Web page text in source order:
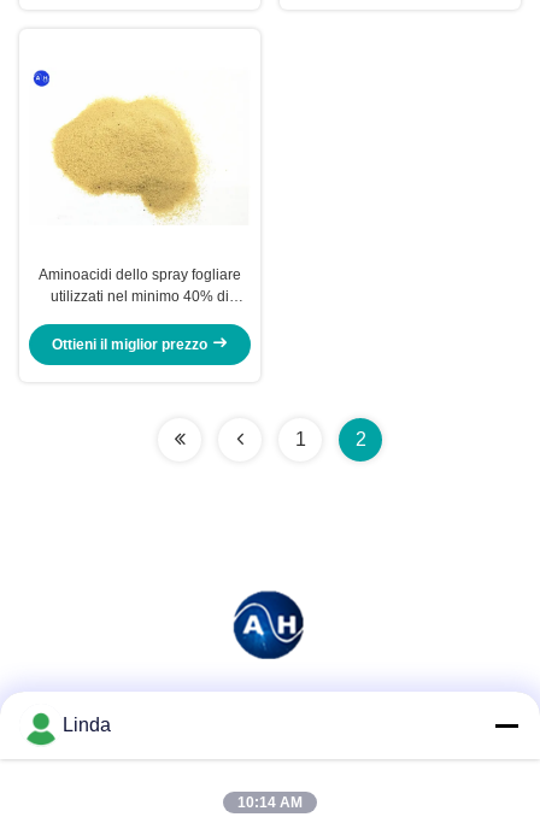
Aminoacidi dello spray fogliare
utilizzati nel minimo 40% di
Ottieni il miglior prezzo
1 2
Linda
10:14 AM